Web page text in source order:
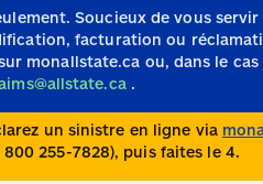
Soucieux de vous
facturation ou
monallstate.ca ou, dans le
.
un sinistre en ligne via
255-7828), puis faites le 4.